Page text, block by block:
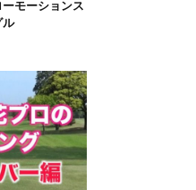
モーションス
ル